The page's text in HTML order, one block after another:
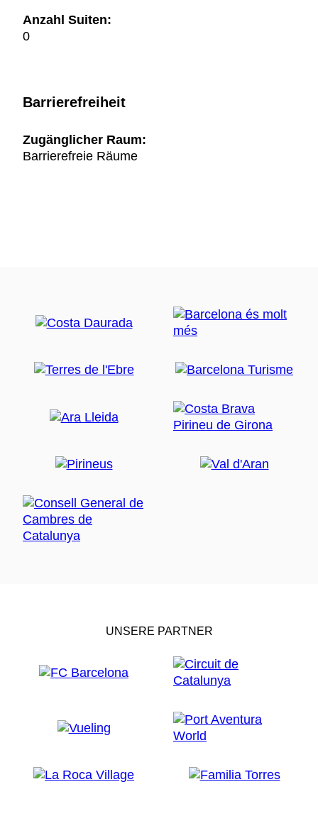
Anzahl Suiten:
0
Barrierefreiheit
Zugänglicher Raum:
Barrierefreie Räume
UNSERE PARTNER